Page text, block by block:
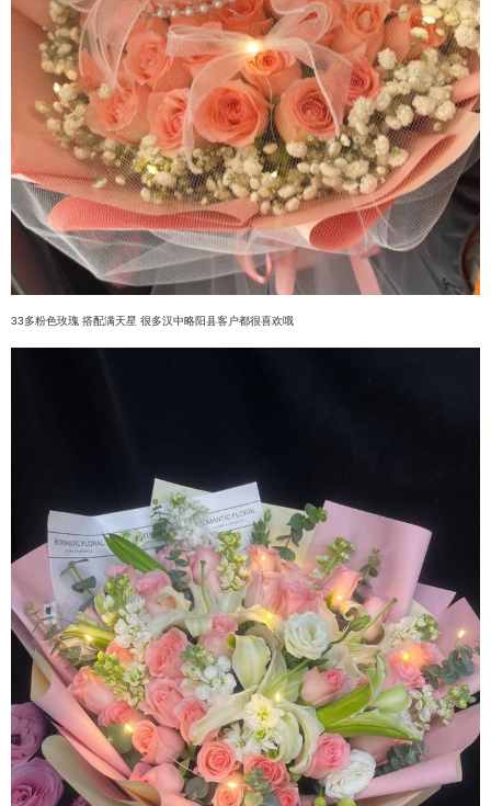
33多粉色玫瑰 搭配满天星 很多汉中略阳县客户都很喜欢哦